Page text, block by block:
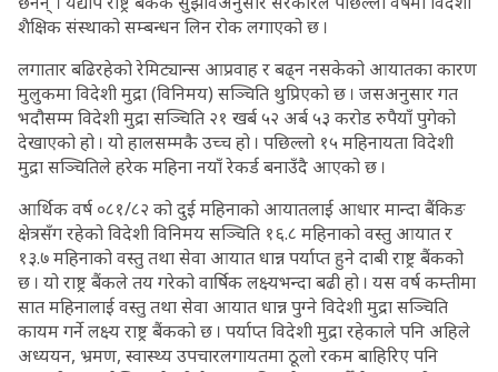
शैक्षिक संस्थाको सम्बन्धन लिन रोक लगाएको छ ।
लगातार बढिरहेको रेमिट्यान्स आप्रवाह र बढ्न नसकेको आयातका कारण
मुलुकमा विदेशी मुद्रा (विनिमय) सञ्चिति थुप्रिएको छ । जसअनुसार गत
भदौसम्म विदेशी मुद्रा सञ्चिति २१ खर्ब ५२ अर्ब ५३ करोड रुपैयाँ पुगेको
देखाएको हो । यो हालसम्मकै उच्च हो । पछिल्लो १५ महिनायता विदेशी
मुद्रा सञ्चितिले हरेक महिना नयाँ रेकर्ड बनाउँदै आएको छ ।
आर्थिक वर्ष ०८१/८२ को दुई महिनाको आयातलाई आधार मान्दा बैंकिङ
क्षेत्रसँग रहेको विदेशी विनिमय सञ्चिति १६.८ महिनाको वस्तु आयात र
१३.७ महिनाको वस्तु तथा सेवा आयात धान्न पर्याप्त हुने दाबी राष्ट्र बैंकको
छ । यो राष्ट्र बैंकले तय गरेको वार्षिक लक्ष्यभन्दा बढी हो । यस वर्ष कम्तीमा
सात महिनालाई वस्तु तथा सेवा आयात धान्न पुग्ने विदेशी मुद्रा सञ्चिति
कायम गर्ने लक्ष्य राष्ट्र बैंकको छ । पर्याप्त विदेशी मुद्रा रहेकाले पनि अहिले
अध्ययन, भ्रमण, स्वास्थ्य उपचारलगायतमा ठूलो रकम बाहिरिए पनि